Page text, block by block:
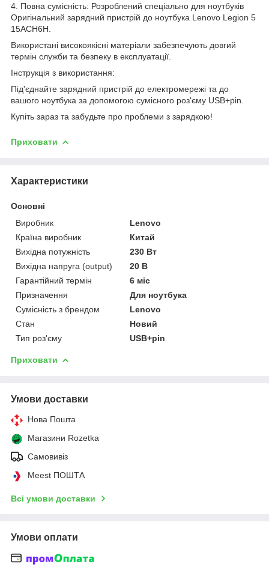
4. Повна сумісність: Розроблений спеціально для ноутбуків
Оригінальний зарядний пристрій до ноутбука Lenovo Legion 5
15ACH6H.
Використані високоякісні матеріали забезпечують довгий
термін служби та безпеку в експлуатації.
Інструкція з використання:
Під'єднайте зарядний пристрій до електромережі та до
вашого ноутбука за допомогою сумісного роз'єму USB+pin.
Купіть зараз та забудьте про проблеми з зарядкою!
Приховати
Характеристики
Основні
Виробник
Lenovo
Країна виробник
Китай
Вихідна потужність
230 Вт
Вихідна напруга (output)
20 В
Гарантійний термін
6 міс
Призначення
Для ноутбука
Сумісність з брендом
Lenovo
Стан
Новий
Тип роз'єму
USB+pin
Приховати
Умови доставки
Нова Пошта
Магазини Rozetka
Самовивіз
Meest ПОШТА
Всі умови доставки
Умови оплати